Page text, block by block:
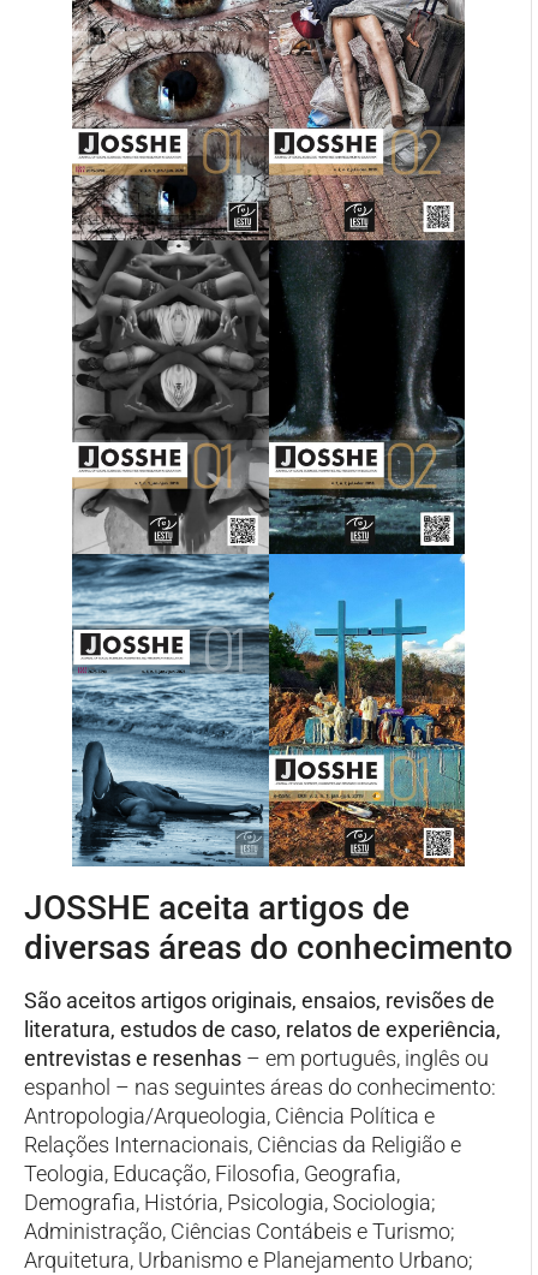
JOSSHE aceita artigos de
diversas áreas do conhecimento
São aceitos artigos originais, ensaios, revisões de
literatura, estudos de caso, relatos de experiência,
entrevistas e resenhas – em português, inglês ou
espanhol – nas seguintes áreas do conhecimento:
Antropologia/Arqueologia, Ciência Política e
Relações Internacionais, Ciências da Religião e
Teologia, Educação, Filosofia, Geografia,
Demografia, História, Psicologia, Sociologia;
Administração, Ciências Contábeis e Turismo;
Arquitetura, Urbanismo e Planejamento Urbano;